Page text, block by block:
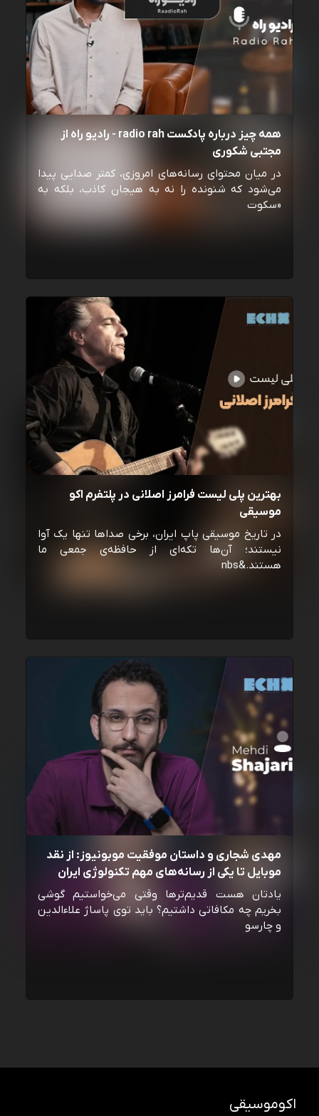
همه چیز درباره پادکست radio rah - رادیو راه از
مجتبی شکوری
در میان محتوای رسانه‌های امروزی، کمتر صدایی پیدا
می‌شود که شنونده را نه به هیجان کاذب، بلکه به
«سکوت
بهترین پلی لیست فرامرز اصلانی در پلتفرم اکو
موسیقی
در تاریخ موسیقی پاپ ایران، برخی صداها تنها یک آوا
نیستند؛ آن‌ها تکه‌ای از حافظه‌ی جمعی ما
هستند.&nbs
مهدی شجاری و داستان موفقیت موبونیوز: از نقد
موبایل تا یکی از رسانه‌‌های مهم تکنولوژی ایران
یادتان هست قدیم‌ترها وقتی می‌خواستیم گوشی
بخریم چه مکافاتی داشتیم؟ باید توی پاساژ علاءالدین
و چارسو
اکوموسیقی